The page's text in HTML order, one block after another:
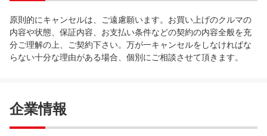
原則的にキャンセルは、ご遠慮願います。お買い上げのクルマの
内容や状態、保証内容、お支払い条件などの契約の内容全般を充
分ご理解の上、ご契約下さい。万が一キャンセルをしなければな
らない十分な理由がある場合、個別にご相談させて頂きます。
企業情報